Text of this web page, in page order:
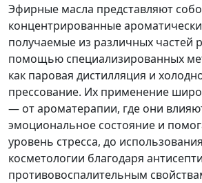
Эфирные масла представляют
концентрированные
получаемые из различных частей
помощью специализированных
как паровая дистилляция и
прессование. Их применение
— от ароматерапии, где они
эмоциональное состояние и
уровень стресса, до
косметологии благодаря
противовоспалительным